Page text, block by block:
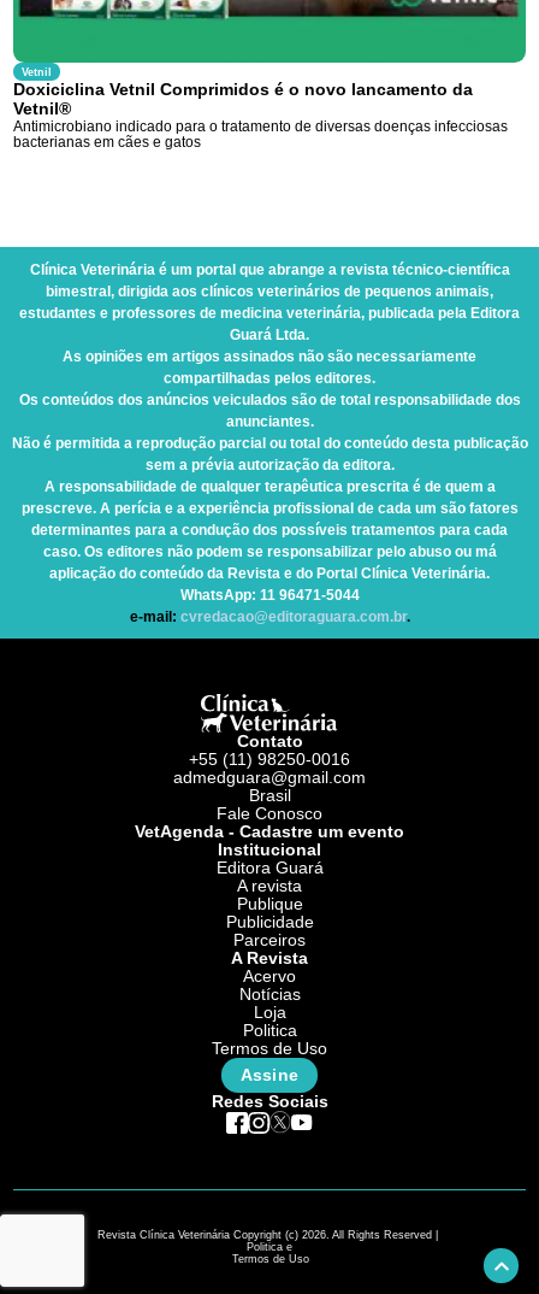
Vetnil
Doxiciclina Vetnil Comprimidos é o novo lancamento da
Vetnil®
Antimicrobiano indicado para o tratamento de diversas doenças infecciosas
bacterianas em cães e gatos
Clínica Veterinária é um portal que abrange a revista técnico-científica
bimestral, dirigida aos clínicos veterinários de pequenos animais,
estudantes e professores de medicina veterinária, publicada pela Editora
Guará Ltda.
As opiniões em artigos assinados não são necessariamente
compartilhadas pelos editores.
Os conteúdos dos anúncios veiculados são de total responsabilidade dos
anunciantes.
Não é permitida a reprodução parcial ou total do conteúdo desta publicação
sem a prévia autorização da editora.
A responsabilidade de qualquer terapêutica prescrita é de quem a
prescreve. A perícia e a experiência profissional de cada um são fatores
determinantes para a condução dos possíveis tratamentos para cada
caso. Os editores não podem se responsabilizar pelo abuso ou má
aplicação do conteúdo da Revista e do Portal Clínica Veterinária.
WhatsApp: 11 96471-5044
e-mail: cvredacao@editoraguara.com.br.
Contato
+55 (11) 98250-0016
admedguara@gmail.com
Brasil
Fale Conosco
VetAgenda - Cadastre um evento
Institucional
Editora Guará
A revista
Publique
Publicidade
Parceiros
A Revista
Acervo
Notícias
Loja
Politica
Termos de Uso
Assine
Redes Sociais
Revista Clínica Veterinária Copyright (c) 2026. All Rights Reserved |
Politica e
Termos de Uso